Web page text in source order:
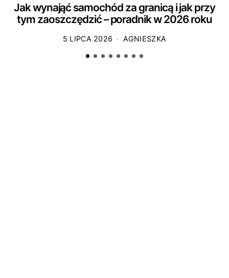
Jak wynająć samochód za granicą i jak przy
tym zaoszczędzić – poradnik w 2026 roku
5 LIPCA 2026 AGNIESZKA